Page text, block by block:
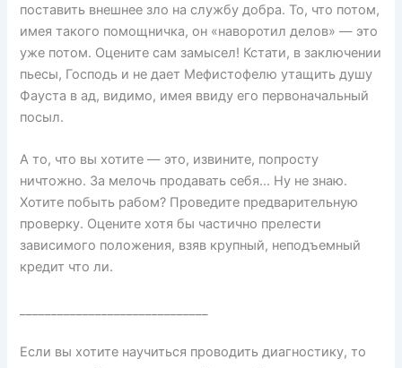
поставить внешнее зло на службу добра. То, что потом,
имея такого помощничка, он «наворотил делов» — это
уже потом. Оцените сам замысел! Кстати, в заключении
пьесы, Господь и не дает Мефистофелю утащить душу
Фауста в ад, видимо, имея ввиду его первоначальный
посыл.
А то, что вы хотите — это, извините, попросту
ничтожно. За мелочь продавать себя… Ну не знаю.
Хотите побыть рабом? Проведите предварительную
проверку. Оцените хотя бы частично прелести
зависимого положения, взяв крупный, неподъемный
кредит что ли.
Если вы хотите научиться проводить диагностику, то